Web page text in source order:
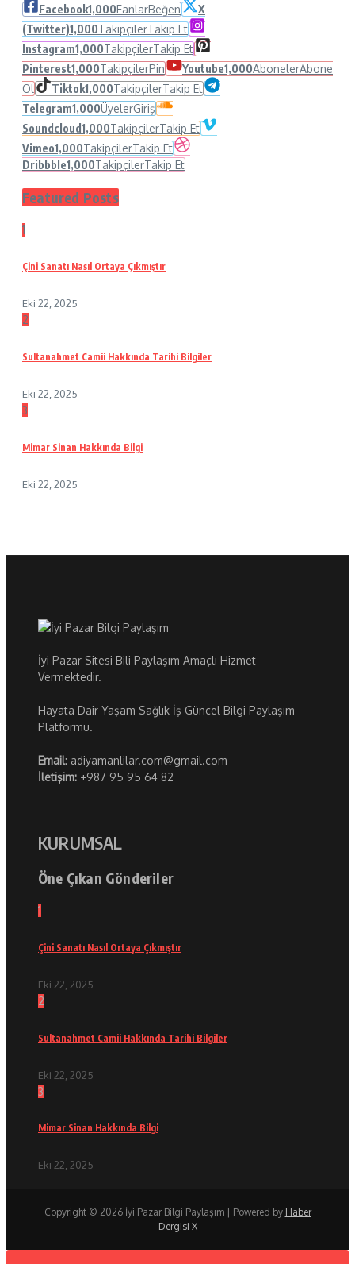
Facebook1,000FanlarBeğen
X
(Twitter)1,000TakipçilerTakip Et
Instagram1,000TakipçilerTakip Et
Pinterest1,000TakipçilerPin Youtube1,000AbonelerAbone
Ol
Tiktok1,000TakipçilerTakip Et
Telegram1,000ÜyelerGiriş
Soundcloud1,000TakipçilerTakip Et
Vimeo1,000TakipçilerTakip Et
Dribbble1,000TakipçilerTakip Et
Featured Posts
1
Çini Sanatı Nasıl Ortaya Çıkmıştır
Eki 22, 2025
2
Sultanahmet Camii Hakkında Tarihi Bilgiler
Eki 22, 2025
3
Mimar Sinan Hakkında Bilgi
Eki 22, 2025
İyi Pazar Sitesi Bili Paylaşım Amaçlı Hizmet
Vermektedir.
Hayata Dair Yaşam Sağlık İş Güncel Bilgi Paylaşım
Platformu.
Email: adiyamanlilar.com@gmail.com
İletişim: +987 95 95 64 82
KURUMSAL
Öne Çıkan Gönderiler
1
Çini Sanatı Nasıl Ortaya Çıkmıştır
Eki 22, 2025
2
Sultanahmet Camii Hakkında Tarihi Bilgiler
Eki 22, 2025
3
Mimar Sinan Hakkında Bilgi
Eki 22, 2025
Copyright © 2026 İyi Pazar Bilgi Paylaşım | Powered by Haber
Dergisi X